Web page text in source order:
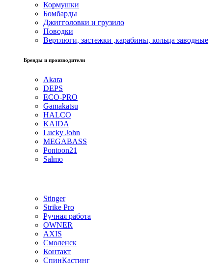
Кормушки
Бомбарды
Джигголовки и грузило
Поводки
Вертлюги, застежки ,карабины, кольца заводные
Бренды и производители
Akara
DEPS
ECO-PRO
Gamakatsu
HALCO
KAIDA
Lucky John
MEGABASS
Pontoon21
Salmo
Stinger
Strike Pro
Ручная работа
OWNER
AXIS
Смоленск
Контакт
СпинКастинг